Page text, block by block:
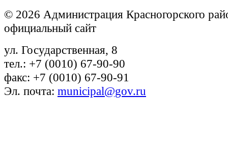
© 2026 Администрация Красногорского
официальный сайт
ул. Государственная, 8
тел.: +7 (0010) 67-90-90
факс: +7 (0010) 67-90-91
Эл. почта: municipal@gov.ru